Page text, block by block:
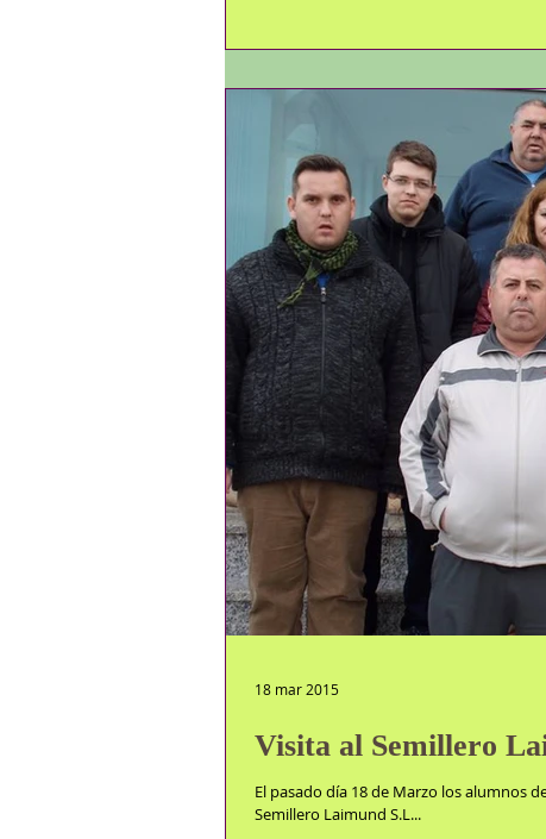
Visita al Semillero
El pasado día 18 de Marzo los alumnos
Semillero Laimund S.L...
18 mar 2015